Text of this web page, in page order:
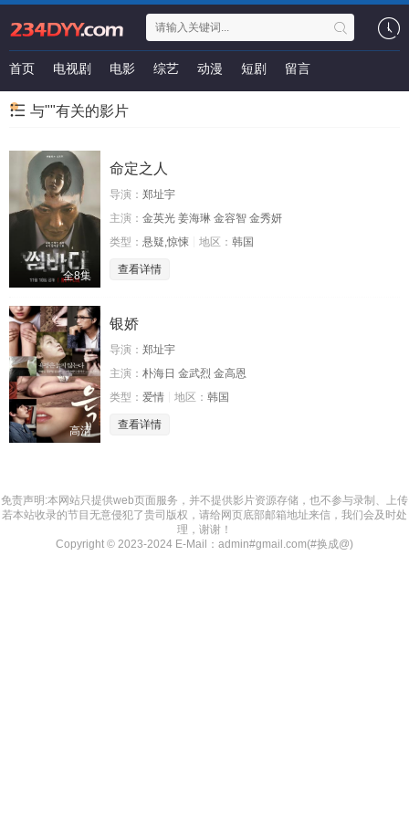
首页 电视剧 电影 综艺 动漫 短剧 留言
与""有关的影片
全8集
命定之人
导演： 郑址宇
主演： 金英光 姜海琳 金容智 金秀妍
类型： 悬疑,惊悚 地区： 韩国
查看详情
高清
银娇
导演： 郑址宇
主演： 朴海日 金武烈 金高恩
类型： 爱情 地区： 韩国
查看详情
免责声明:本网站只提供web页面服务，并不提供影片资源存储，也不参与录制、上传
若本站收录的节目无意侵犯了贵司版权，请给网页底部邮箱地址来信，我们会及时处
理，谢谢！
Copyright © 2023-2024 E-Mail：admin#gmail.com(#换成@)